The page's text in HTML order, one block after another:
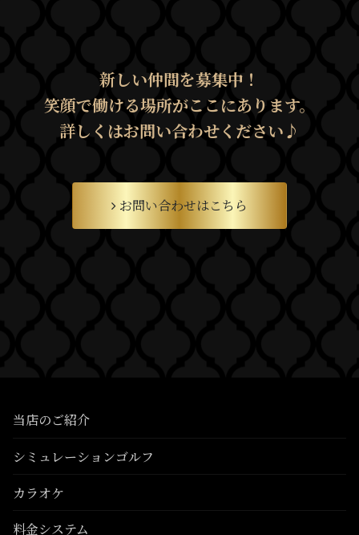
新しい仲間を募集中！
笑顔で働ける場所がここにあります。
詳しくはお問い合わせください♪
お問い合わせはこちら
当店のご紹介
シミュレーションゴルフ
カラオケ
料金システム